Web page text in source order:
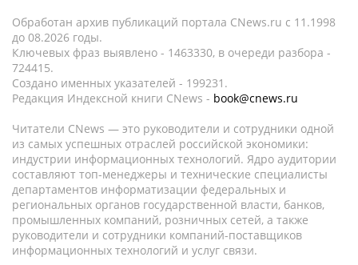
Обработан архив публикаций портала CNews.ru c 11.1998
до 08.2026 годы.
Ключевых фраз выявлено - 1463330, в очереди разбора -
724415.
Создано именных указателей - 199231.
Редакция Индексной книги CNews - book@cnews.ru
Читатели CNews — это руководители и сотрудники одной
из самых успешных отраслей российской экономики:
индустрии информационных технологий. Ядро аудитории
составляют топ-менеджеры и технические специалисты
департаментов информатизации федеральных и
региональных органов государственной власти, банков,
промышленных компаний, розничных сетей, а также
руководители и сотрудники компаний-поставщиков
информационных технологий и услуг связи.